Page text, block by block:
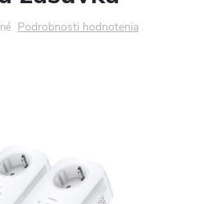
Podrobnosti hodnotenia